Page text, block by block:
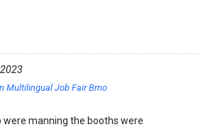
Multilingual Job Fair Brno
were manning the booths were